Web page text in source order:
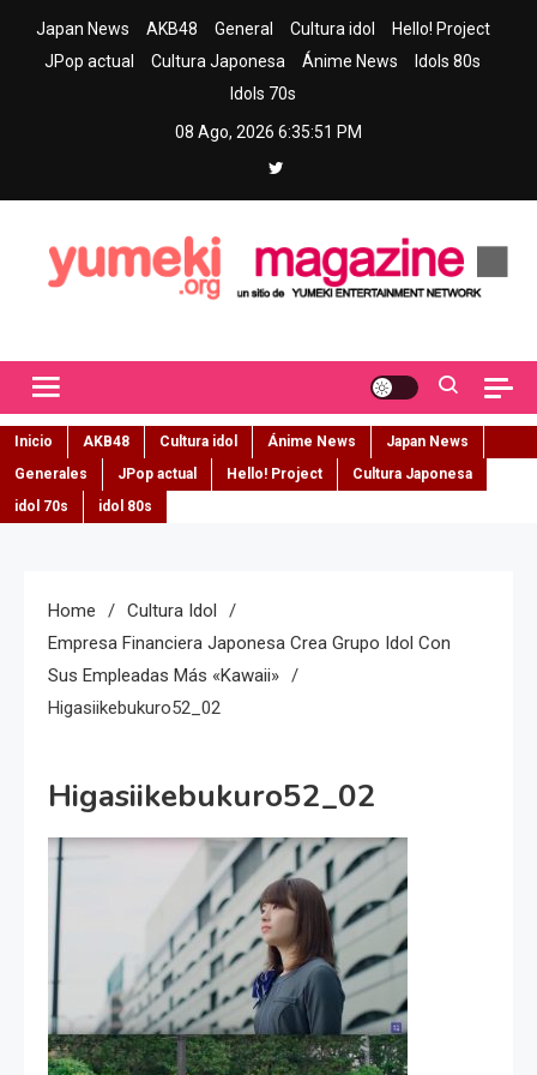
Japan News AKB48 General Cultura idol
Hello! Project
JPop actual
Cultura Japonesa Ánime News
Idols 80s
Idols 70s
08 Ago, 2026 6:35:52 PM
Inicio AKB48 Cultura idol Ánime News
Japan News
Generales
JPop actual Hello! Project
Cultura Japonesa
idol 70s
idol 80s
Home
Cultura Idol
Empresa Financiera Japonesa Crea Grupo Idol Con
Sus Empleadas Más «kawaii»
Higasiikebukuro52_02
Higasiikebukuro52_02